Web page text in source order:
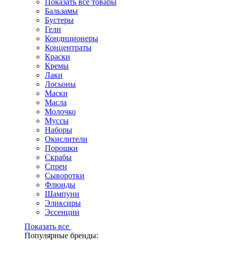
Показать все товары
Бальзамы
Бустеры
Гели
Кондиционеры
Концентраты
Краски
Кремы
Лаки
Лосьоны
Маски
Масла
Молочко
Муссы
Наборы
Окислители
Порошки
Скрабы
Спреи
Сыворотки
Флюиды
Шампуни
Эликсиры
Эссенции
Показать все
Популярные бренды: